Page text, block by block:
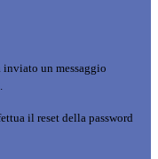
inviato un messaggio
il reset della password